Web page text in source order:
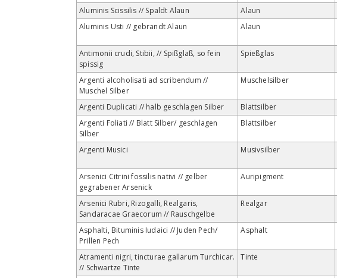
Aluminis Scissilis // Spaldt Alaun
Alaun
Aluminis Usti // gebrandt Alaun
Alaun
Antimonii crudi, Stibii, // Spißglaß, so fein
spissig
Spießglas
Argenti alcoholisati ad scribendum //
Muschel Silber
Muschelsilber
Argenti Duplicati // halb geschlagen Silber
Blattsilber
Argenti Foliati // Blatt Silber/ geschlagen
Silber
Blattsilber
Argenti Musici Musivsilber
Arsenici Citrini fossilis nativi // gelber
gegrabener Arsenick
Auripigment
Arsenici Rubri, Rizogalli, Realgaris,
Sandaracae Graecorum // Rauschgelbe
Realgar
Asphalti, Bituminis Iudaici // Juden Pech/
Prillen Pech
Asphalt
Atramenti nigri, tincturae gallarum Turchicar.
// Schwartze Tinte
Tinte